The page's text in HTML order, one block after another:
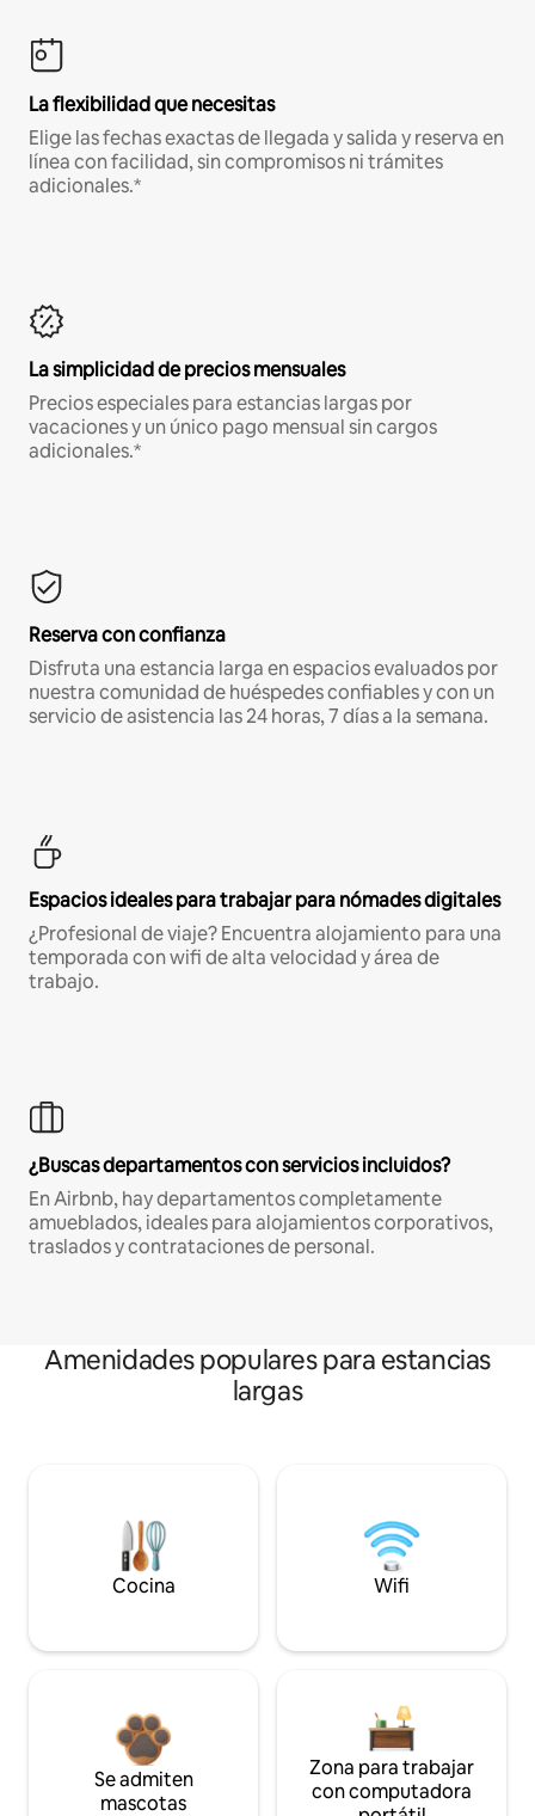
La flexibilidad que necesitas
Elige las fechas exactas de llegada y salida y reserva en
línea con facilidad, sin compromisos ni trámites
adicionales.*
La simplicidad de precios mensuales
Precios especiales para estancias largas por
vacaciones y un único pago mensual sin cargos
adicionales.*
Reserva con confianza
Disfruta una estancia larga en espacios evaluados por
nuestra comunidad de huéspedes confiables y con un
servicio de asistencia las 24 horas, 7 días a la semana.
Espacios ideales para trabajar para nómades digitales
¿Profesional de viaje? Encuentra alojamiento para una
temporada con wifi de alta velocidad y área de
trabajo.
¿Buscas departamentos con servicios incluidos?
En Airbnb, hay departamentos completamente
amueblados, ideales para alojamientos corporativos,
traslados y contrataciones de personal.
Amenidades populares para estancias
largas
Cocina Wifi
Se admiten
mascotas
Zona para trabajar
con computadora